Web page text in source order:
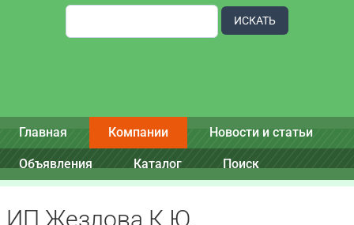
ИСКАТЬ
Главная Компании Новости и статьи
Объявления Каталог Поиск
ИП Жезлова К.Ю.